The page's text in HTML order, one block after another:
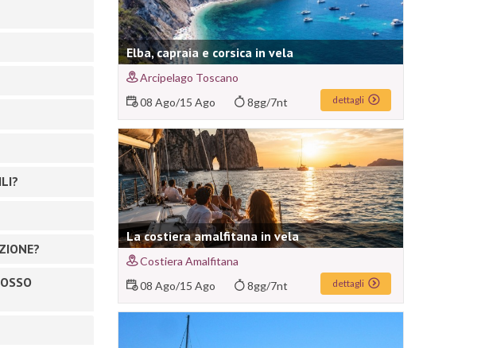
Elba, capraia e corsica in vela
Arcipelago Toscano
08 Ago/15 Ago 8gg/7nt dettagli
La costiera amalfitana in vela
Costiera Amalfitana
08 Ago/15 Ago 8gg/7nt dettagli